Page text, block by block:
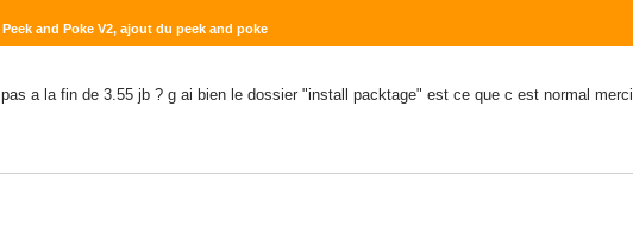
and Poke V2, ajout du peek and poke
a la fin de 3.55 jb ? g ai bien le dossier "install packtage" est ce que c est normal merci